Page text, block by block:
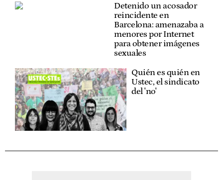
Detenido un acosador
reincidente en
Barcelona: amenazaba a
menores por Internet
para obtener imágenes
sexuales
Quién es quién en
Ustec, el sindicato
del 'no'